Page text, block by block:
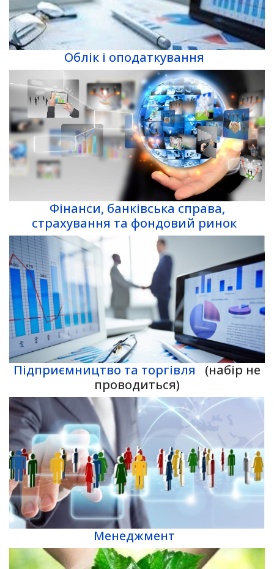
Облік і оподаткування
Фінанси, банківська справа,
страхування та фондовий ринок
Підприємництво та торгівля
(набір не
проводиться)
Менеджмент